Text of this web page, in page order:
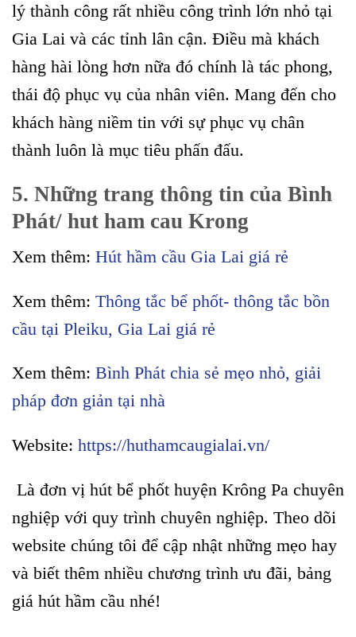
lý thành công rất nhiều công trình lớn nhỏ tại
Gia Lai và các tỉnh lân cận. Điều mà khách
hàng hài lòng hơn nữa đó chính là tác phong,
thái độ phục vụ của nhân viên. Mang đến cho
khách hàng niềm tin với sự phục vụ chân
thành luôn là mục tiêu phấn đấu.
5. Những trang thông tin của Bình
Phát/ hut ham cau Krong
Xem thêm: Hút hầm cầu Gia Lai giá rẻ
Xem thêm: Thông tắc bể phốt- thông tắc bồn
cầu tại Pleiku, Gia Lai giá rẻ
Xem thêm: Bình Phát chia sẻ mẹo nhỏ, giải
pháp đơn giản tại nhà
Website: https://huthamcaugialai.vn/
Là đơn vị hút bể phốt huyện Krông Pa chuyên
nghiệp với quy trình chuyên nghiệp. Theo dõi
website chúng tôi để cập nhật những mẹo hay
và biết thêm nhiều chương trình ưu đãi, bảng
giá hút hầm cầu nhé!